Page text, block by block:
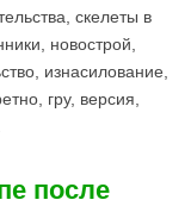
скелеты в
новострой,
изнасилование,
гру, версия,
после